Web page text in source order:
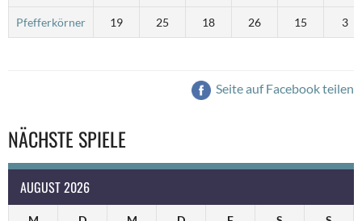
Pfefferkörner 19 25 18 26 15 3
Seite auf Facebook teilen
NÄCHSTE SPIELE
AUGUST 2026